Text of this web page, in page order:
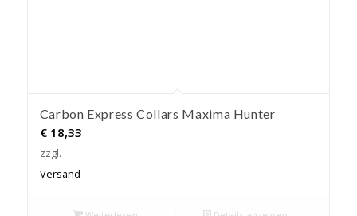
Carbon Express Collars Maxima Hunter
€18,33
zzgl.
Versand